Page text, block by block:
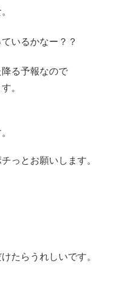
いるかなー？？
る予報なので
。
っとお願いします。
たらうれしいです。